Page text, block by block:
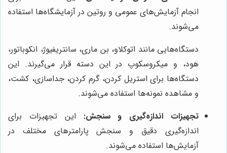
انجام آزمایش‌های عمومی و روتین در آزمایشگاه‌ها استفاده
می‌شوند.
دستگاه‌هایی مانند اتوکلاو، بن ماری، سانتریفیوژ، انکوباتور،
هود، و میکروسکوپ در این دسته قرار می‌گیرند. این
دستگاه‌ها برای استریل کردن، گرم کردن، جداسازی، کشت،
و مشاهده نمونه‌ها استفاده می‌شوند.
تجهیزات اندازه‌گیری و سنجش: این تجهیزات برای
اندازه‌گیری دقیق و سنجش پارامترهای مختلف در
آزمایش‌ها استفاده می‌شوند.